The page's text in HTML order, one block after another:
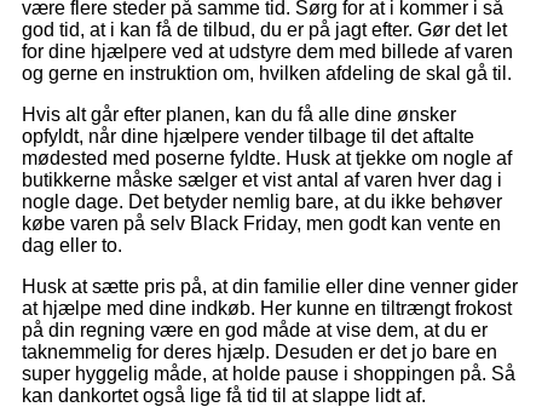
være flere steder på samme tid. Sørg for at i kommer i så
god tid, at i kan få de tilbud, du er på jagt efter. Gør det let
for dine hjælpere ved at udstyre dem med billede af varen
og gerne en instruktion om, hvilken afdeling de skal gå til.
Hvis alt går efter planen, kan du få alle dine ønsker
opfyldt, når dine hjælpere vender tilbage til det aftalte
mødested med poserne fyldte. Husk at tjekke om nogle af
butikkerne måske sælger et vist antal af varen hver dag i
nogle dage. Det betyder nemlig bare, at du ikke behøver
købe varen på selv Black Friday, men godt kan vente en
dag eller to.
Husk at sætte pris på, at din familie eller dine venner gider
at hjælpe med dine indkøb. Her kunne en tiltrængt frokost
på din regning være en god måde at vise dem, at du er
taknemmelig for deres hjælp. Desuden er det jo bare en
super hyggelig måde, at holde pause i shoppingen på. Så
kan dankortet også lige få tid til at slappe lidt af.